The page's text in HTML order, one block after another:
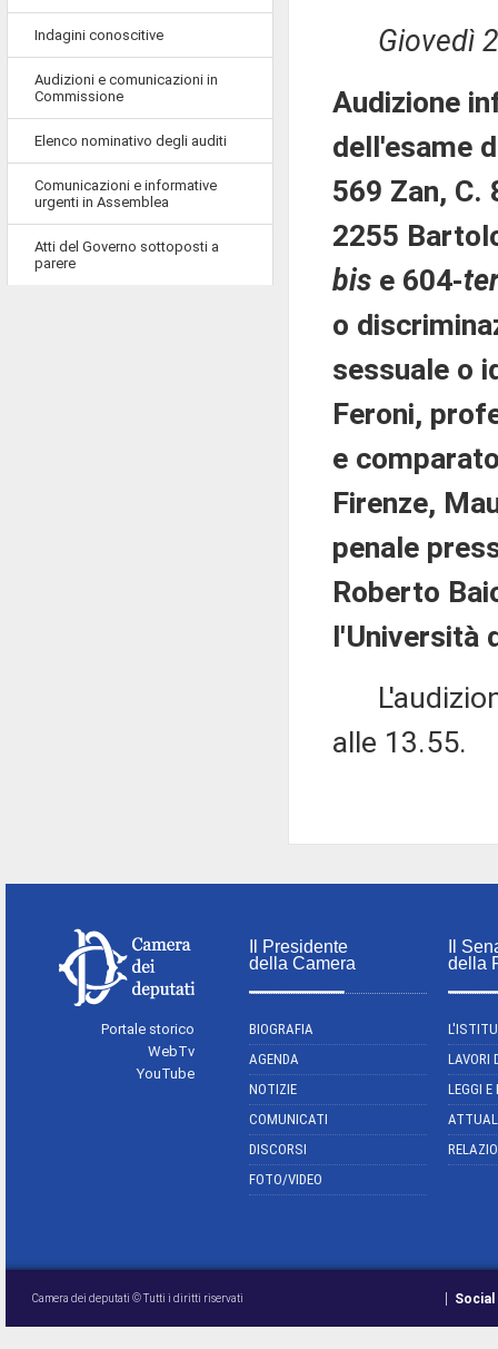
Indagini conoscitive
Audizioni e comunicazioni in
Commissione
Elenco nominativo degli auditi
Comunicazioni e informative
urgenti in Assemblea
Atti del Governo sottoposti a
parere
Giovedì
Audizione
dell'esame
569 Zan,
2255
bis e 604-
o
sessuale o
Feroni,
e
Firenze,
penale
Roberto
l'Università
alle 13.55.
Portale storico
WebTv
YouTube
Il Presidente
della Camera
BIOGRAFIA
AGENDA
NOTIZIE
COMUNICATI
DISCORSI
FOTO/VIDEO
Il
della
LAVORI
LEGGI
Camera dei deputati © Tutti i diritti riservati Social